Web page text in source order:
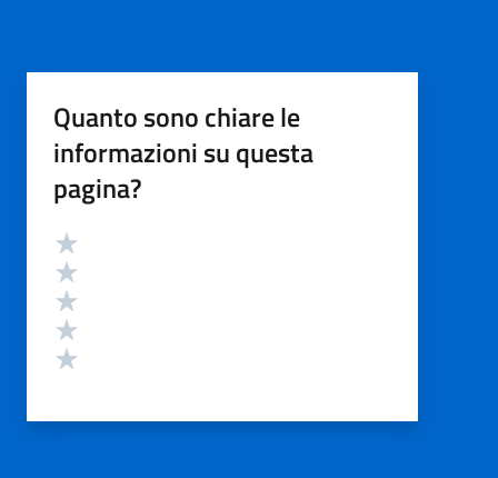
Quanto sono chiare le
informazioni su questa
pagina?
Valutazione